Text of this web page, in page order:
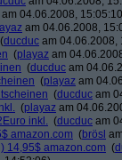
am 04.06.2008,
am 04.06.2008,
(ducduc am 04.06.2008,
(playaz am
(ducduc am
(playaz am
(ducduc am
(playaz am
inkl. (ducduc am
amazon.com (brösl
14,95$ amazon.com (